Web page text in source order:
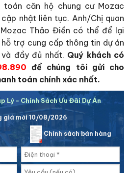
toán căn hộ chung cư Mozac
nhật liên tục. Anh/Chị quan
Thảo Điền có thể để lại
trợ cung cấp thông tin dự án
đầy đủ nhất. Quý khách có
để chúng tôi gửi cho
toán chính xác nhất.
Lý - Chính Sách Ưu Đãi Dự Án
giá mới 10/08/2026
Chính sách bán hàng